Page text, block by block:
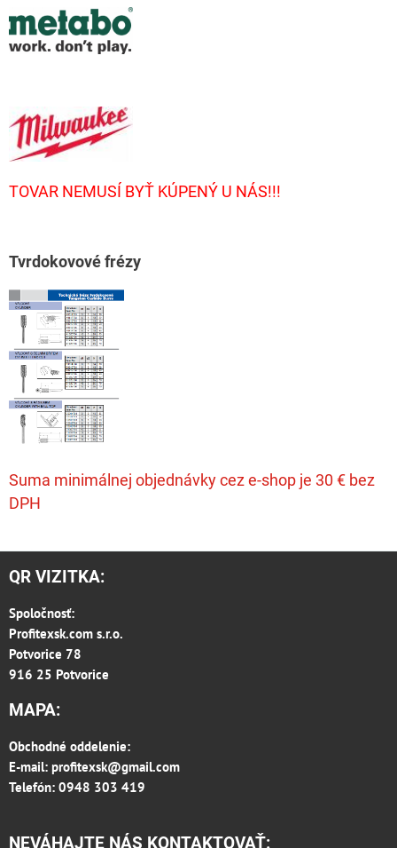
TOVAR NEMUSÍ BYŤ KÚPENÝ U NÁS!!!
Tvrdokovové frézy
Suma minimálnej objednávky cez e-shop je 30 € bez
DPH
QR VIZITKA:
Spoločnosť:
Profitexsk.com s.r.o.
Potvorice 78
916 25 Potvorice
MAPA:
Obchodné oddelenie:
E-mail: profitexsk@gmail.com
Telefón: 0948 303 419
NEVÁHAJTE NÁS KONTAKTOVAŤ: